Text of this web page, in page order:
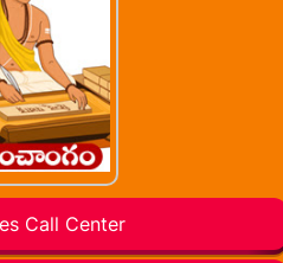
Call Center